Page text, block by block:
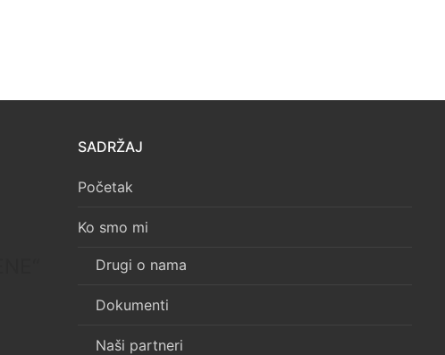
SADRŽAJ
Početak
Ko smo mi
Drugi o nama
Dokumenti
Naši partneri